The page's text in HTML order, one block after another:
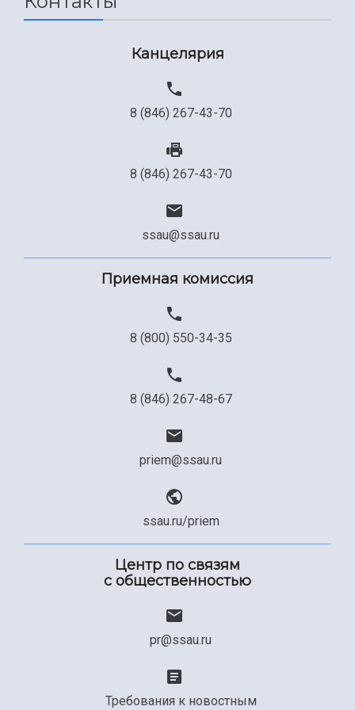
Сведения об образовательной организации
Официальные документы
Канцелярия
8 (846) 267-43-70
8 (846) 267-43-70
ssau@ssau.ru
Приемная комиссия
8 (800) 550-34-35
8 (846) 267-48-67
priem@ssau.ru
ssau.ru/priem
Центр по связям
с общественностью
pr@ssau.ru
Требования к новостным